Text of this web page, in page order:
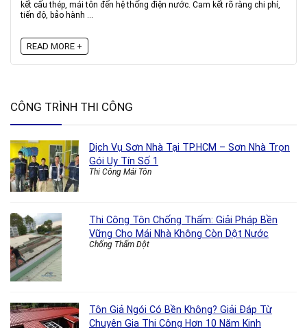
kết cấu thép, mái tôn đến hệ thống điện nước. Cam kết rõ ràng chi phí,
tiến độ, bảo hành ...
READ MORE +
CÔNG TRÌNH THI CÔNG
Dịch Vụ Sơn Nhà Tại TP.HCM – Sơn Nhà Trọn
Gói Uy Tín Số 1
Thi Công Mái Tôn
Thi Công Tôn Chống Thấm: Giải Pháp Bền
Vững Cho Mái Nhà Không Còn Dột Nước
Chống Thấm Dột
Tôn Giả Ngói Có Bền Không? Giải Đáp Từ
Chuyên Gia Thi Công Hơn 10 Năm Kinh